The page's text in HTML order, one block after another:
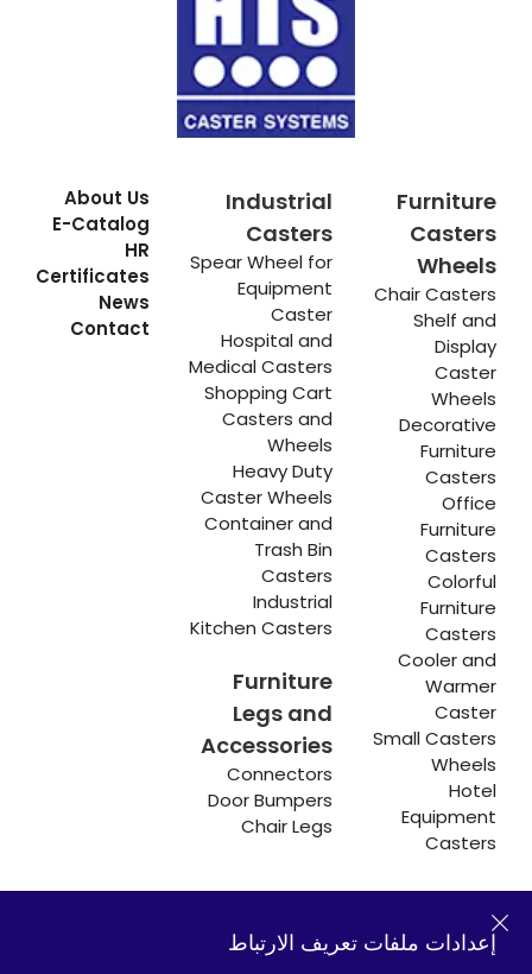
Furniture
Casters
Wheels
Chair Casters
Shelf and
Display
Caster
Wheels
Decorative
Furniture
Casters
Office
Furniture
Casters
Colorful
Furniture
Casters
Cooler and
Warmer
Caster
Small Casters
Wheels
Hotel
Equipment
Casters
Industrial
Casters
Spear Wheel for
Equipment
Caster
Hospital and
Medical Casters
Shopping Cart
Casters and
Wheels
Heavy Duty
Caster Wheels
Container and
Trash Bin
Casters
Industrial
Kitchen Casters
Furniture
Legs and
Accessories
Connectors
Door Bumpers
Chair Legs
About Us
E-Catalog
HR
Certificates
News
Contact
Hadımköy المصنع:
Atatürk Industrial Zone,إعدادات ملفات تعريف الارتباط